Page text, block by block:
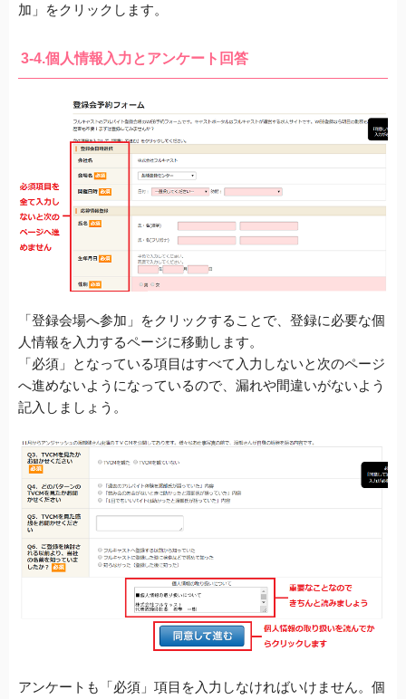
加」をクリック します。
3-4.個人情報入力とアンケート回答
「登録会場へ参加」をクリックすることで、登録に必要な個
人情報を入力するページに移動します。
「必須」となっている項目はすべて入力しないと次のページ
へ進めないようになっているので、漏れや間違いがないよう
記入しましょう。
アンケートも「必須」項目を入力しなければいけません。個